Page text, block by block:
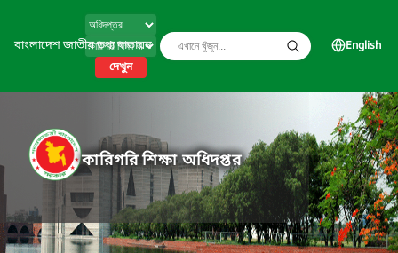
বাংলাদেশ জাতীয় তথ্য বাতায়ন
দেখুন
English
কারিগরি শিক্ষা অধিদপ্তর